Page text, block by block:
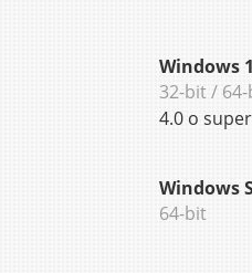
Windows
32-bit /
4.0 o
Windows
64-bit